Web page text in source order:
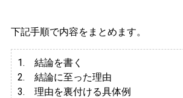
下記手順で内容をまとめます。
1. 結論を書く
2. 結論に至った理由
3. 理由を裏付ける具体例